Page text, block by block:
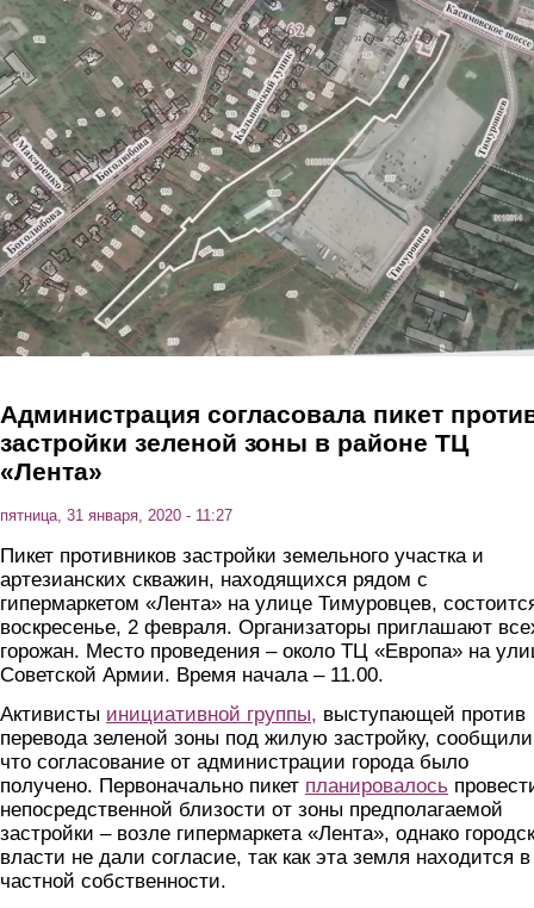
Перейти к основному содержанию
Администрация согласовала пикет
застройки зеленой зоны в районе ТЦ
«Лента»
пятница, 31 января, 2020 - 11:27
Пикет противников застройки земельного участка и
артезианских скважин, находящихся рядом с
гипермаркетом «Лента» на улице Тимуровцев,
воскресенье, 2 февраля. Организаторы приглашают
горожан. Место проведения – около ТЦ «Европа» на
Советской Армии. Время начала – 11.00.
Активисты инициативной группы, выступающей против
перевода зеленой зоны под жилую застройку,
что согласование от администрации города было
получено. Первоначально пикет планировалось
непосредственной близости от зоны предполагаемой
застройки – возле гипермаркета «Лента», однако
власти не дали согласие, так как эта земля находится в
частной собственности.